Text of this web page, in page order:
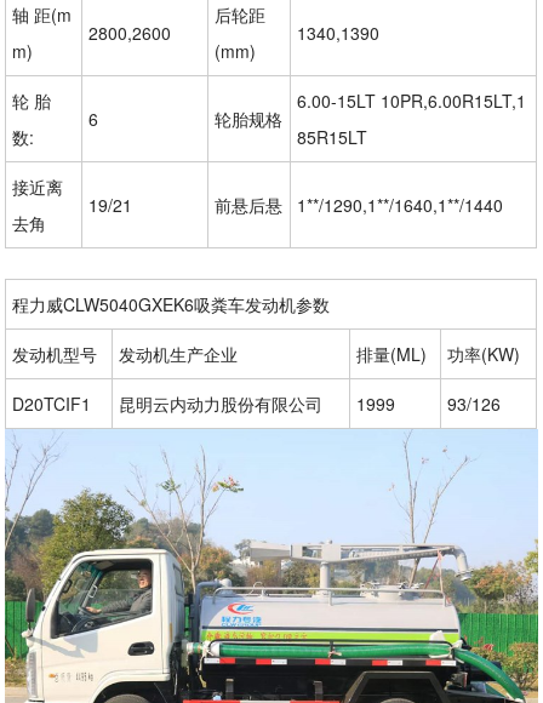
轴 距(m
m)
2800,2600
后轮距
(mm)
1340,1390
轮 胎
数:
6 轮胎规格
6.00-15LT 10PR,6.00R15LT,1
85R15LT
接近离
去角
19/21 前悬后悬 1**/1290,1**/1640,1**/1440
程力威CLW5040GXEK6吸粪车发动机参数
发动机型号 发动机生产企业 排量(ML) 功率(KW)
D20TCIF1 昆明云内动力股份有限公司 1999 93/126